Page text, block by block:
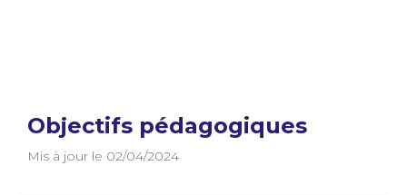
Objectifs pédagogiques
Mis à jour le 02/04/2024